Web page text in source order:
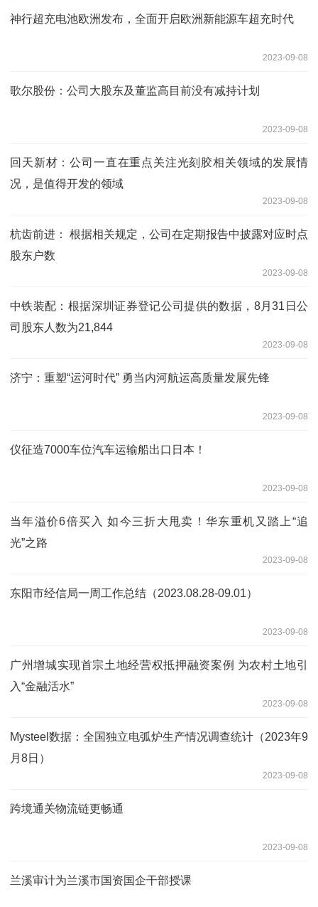
神行超充电池欧洲发布，全面开启欧洲新能源车超充时代
2023-09-08
歌尔股份：公司大股东及董监高目前没有减持计划
2023-09-08
回天新材：公司一直在重点关注光刻胶相关领域的发展情
况，是值得开发的领域
2023-09-08
杭齿前进： 根据相关规定，公司在定期报告中披露对应时点
股东户数
2023-09-08
中铁装配：根据深圳证券登记公司提供的数据，8月31日公
司股东人数为21,844
2023-09-08
济宁：重塑“运河时代” 勇当内河航运高质量发展先锋
2023-09-08
仪征造7000车位汽车运输船出口日本！
2023-09-08
当年溢价6倍买入 如今三折大甩卖！华东重机又踏上“追
光”之路
2023-09-08
东阳市经信局一周工作总结（2023.08.28-09.01）
2023-09-08
广州增城实现首宗土地经营权抵押融资案例 为农村土地引
入“金融活水”
2023-09-08
Mysteel数据：全国独立电弧炉生产情况调查统计（2023年9
月8日）
2023-09-08
跨境通关物流链更畅通
2023-09-08
兰溪审计为兰溪市国资国企干部授课